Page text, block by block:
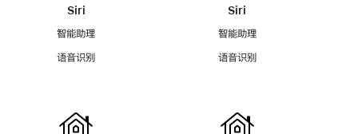
Siri
智能助理
语音识别
Siri
智能助理
语音识别